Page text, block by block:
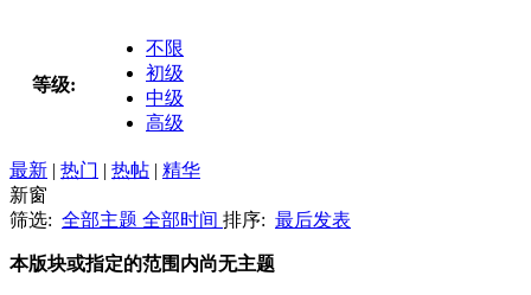
等级:
不限
初级
中级
高级
最新 | 热门 | 热帖 | 精华
新窗
筛选: 全部主题 全部时间 排序: 最后发表
本版块或指定的范围内尚无主题